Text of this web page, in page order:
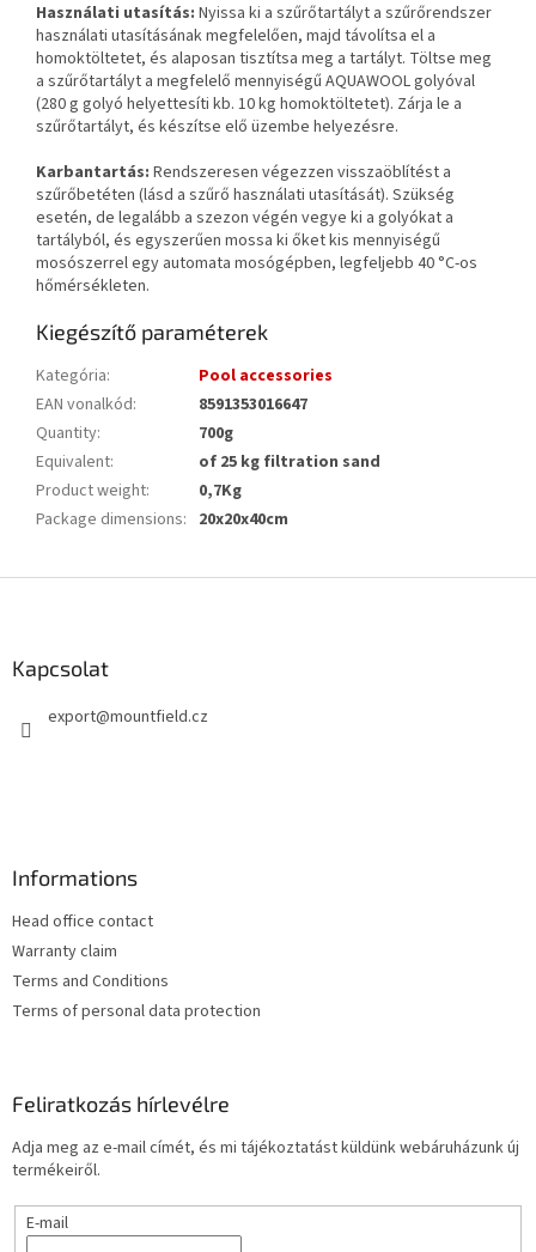
Használati utasítás: Nyissa ki a szűrőtartályt a szűrőrendszer
használati utasításának megfelelően, majd távolítsa el a
homoktöltetet, és alaposan tisztítsa meg a tartályt. Töltse meg
a szűrőtartályt a megfelelő mennyiségű AQUAWOOL golyóval
(280 g golyó helyettesíti kb. 10 kg homoktöltetet). Zárja le a
szűrőtartályt, és készítse elő üzembe helyezésre.
Karbantartás: Rendszeresen végezzen visszaöblítést a
szűrőbetéten (lásd a szűrő használati utasítását). Szükség
esetén, de legalább a szezon végén vegye ki a golyókat a
tartályból, és egyszerűen mossa ki őket kis mennyiségű
mosószerrel egy automata mosógépben, legfeljebb 40 °C-os
hőmérsékleten.
Kiegészítő paraméterek
Kategória:
Pool accessories
EAN vonalkód:
8591353016647
Quantity:
700g
Equivalent:
of 25 kg filtration sand
Product weight:
0,7Kg
Package dimensions: 20x20x40cm
Kapcsolat
export@mountfield.cz
Informations
Head office contact
Warranty claim
Terms and Conditions
Terms of personal data protection
Feliratkozás hírlevélre
Adja meg az e-mail címét, és mi tájékoztatást küldünk webáruházunk új
termékeiről.
E-mail